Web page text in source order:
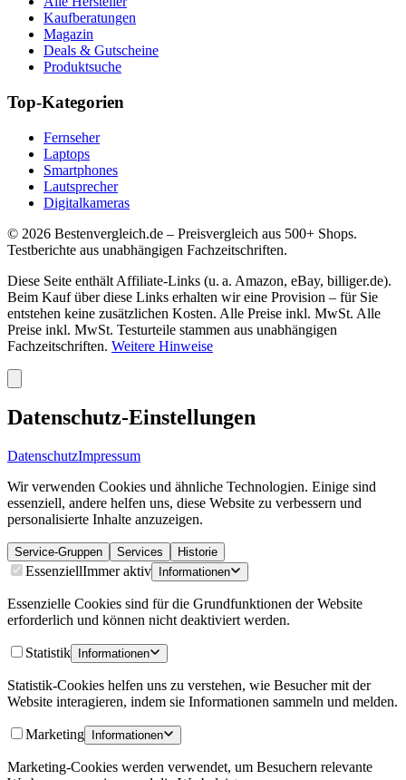
Kaufberatungen
Magazin
Deals & Gutscheine
Produktsuche
Top-Kategorien
Fernseher
Laptops
Smartphones
Lautsprecher
Digitalkameras
© 2026 Bestenvergleich.de – Preisvergleich aus 500+ Shops.
Testberichte aus unabhängigen Fachzeitschriften.
Diese Seite enthält Affiliate-Links (u. a. Amazon, eBay, billiger.de).
Beim Kauf über diese Links erhalten wir eine Provision – für Sie
entstehen keine zusätzlichen Kosten. Alle Preise inkl. MwSt. Alle
Preise inkl. MwSt. Testurteile stammen aus unabhängigen
Fachzeitschriften. Weitere Hinweise
Datenschutz-Einstellungen
DatenschutzImpressum
Wir verwenden Cookies und ähnliche Technologien. Einige sind
essenziell, andere helfen uns, diese Website zu verbessern und
personalisierte Inhalte anzuzeigen.
Service-Gruppen Services Historie
EssenziellImmer aktiv Informationen
Essenzielle Cookies sind für die Grundfunktionen der Website
erforderlich und können nicht deaktiviert werden.
Statistik Informationen
Statistik-Cookies helfen uns zu verstehen, wie Besucher mit der
Website interagieren, indem sie Informationen sammeln und melden.
Marketing Informationen
Marketing-Cookies werden verwendet, um Besuchern relevante